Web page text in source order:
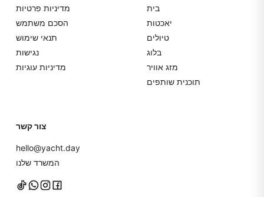
מדיניות פרטיות
הסכם משתמש
תנאי שימוש
נגישות
מדיניות עוגיות
בית
יאכטות
טיולים
בלוג
מזג אוויר
תוכנית שותפים
צור קשר
hello@yacht.day
המשרד שלנו